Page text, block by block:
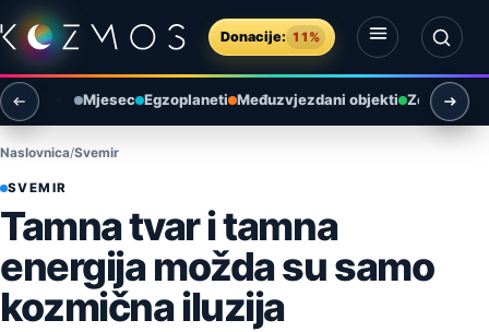
Preskoči na sadržaj
Donacije: 11%
Otvori izbornik
Otvori pretragu
Mjesec Egzoplaneti Međuzvjezdani objekti Zemlja i
Naslovnica Svemir
SVEMIR
Tamna tvar i tamna
energija možda su samo
kozmična iluzija